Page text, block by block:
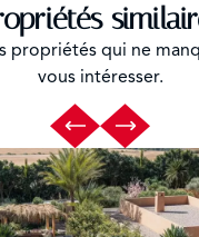
propriétés qui ne
vous intéresser.